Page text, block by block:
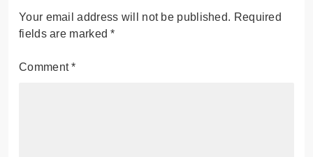
Your email address will not be published. Required
fields are marked*
Comment*